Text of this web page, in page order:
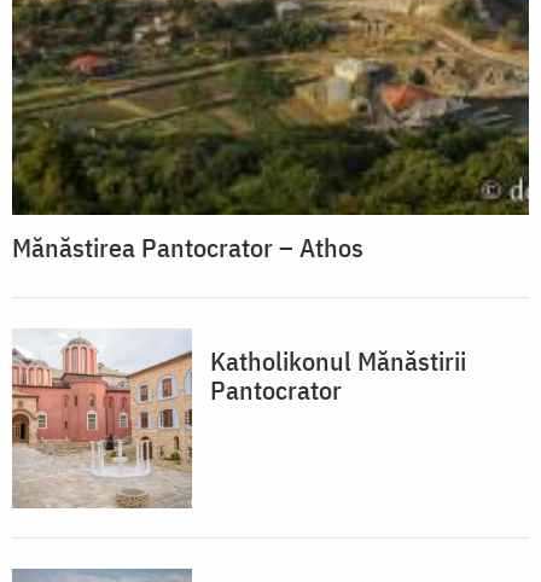
Mănăstirea Pantocrator – Athos
Katholikonul Mănăstirii
Pantocrator